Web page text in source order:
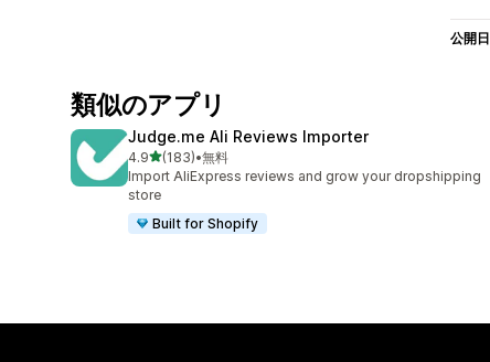
公開日
類似のアプリ
Judge.me Ali Reviews Importer
4.95つ星中
(183)
合計レビュー数：183件
•無料
Import AliExpress reviews and grow your dropshipping
store
Built for Shopify